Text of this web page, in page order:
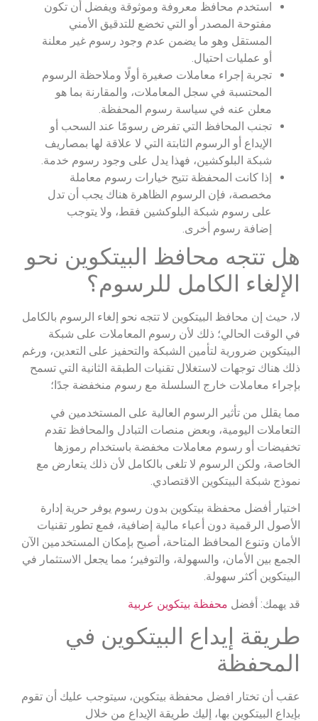
استخدم محافظ معروفة وموثوقة ويفضل أن تكون
مفتوحة المصدر أو التي تخضع للتدقيق الأمني
المستقل وهو ما يضمن عدم وجود رسوم غير معلنة
أو عمليات احتيال.
تجربة إجراء معاملات صغيرة أولًا وملاحظة الرسوم
المحتسبة في سجل المعاملات، والمقارنة بما هو
معلن عنه في سياسة رسوم المحفظة.
تجنب المحافظ التي تفرض رسومًا عند السحب أو
الإيداع أو الرسوم الثابتة التي لا علاقة لها بمصاريف
شبكة البلوكشين، فهذا يدل على وجود رسوم خدمة.
إذا كانت المحفظة تتيح خيارات رسوم معاملة
مخصصة، فإن الرسوم الظاهرة هناك يجب أن تدل
على رسوم شبكة البلوكشين فقط، ولا يتوجب
إضافة رسوم أخرى.
هل تتجه محافظ البيتكوين نحو
الإلغاء الكامل للرسوم؟
لا، حيث إن محافظ البيتكوين لا تتجه نحو إلغاء الرسوم بالكامل
في الوقت الحالي؛ ذلك لأن رسوم المعاملات على شبكة
البيتكوين ضرورية لتأمين الشبكة والتحفيز على التعدين، ورغم
ذلك هناك توجهات لاستغلال تقنيات الطبقة الثانية التي تسمح
بإجراء معاملات خارج السلسلة مع رسوم منخفضة جدًا؛
مما يقلل من تأثير الرسوم العالية على المستخدمين في
التعاملات اليومية، وبعض منصات التبادل والمحافظ تقدم
تخفيضات أو رسوم معاملات مخفضة باستخدام رموزها
الخاصة، ولكن الرسوم لا تلغى بالكامل لأن ذلك يتعارض مع
نموذج شبكة البيتكوين الاقتصادي.
اختيار أفضل محفظة بيتكوين بدون رسوم يوفر حرية إدارة
الأصول الرقمية دون أعباء مالية إضافية، فمع تطور تقنيات
الأمان وتنوع المحافظ المتاحة، أصبح بإمكان المستخدمين الآن
الجمع بين الأمان، والسهولة، والتوفير؛ مما يجعل الاستثمار في
البيتكوين أكثر سهولة.
قد يهمك: أفضل محفظة بيتكوين عربية
طريقة إيداع البيتكوين في
المحفظة
عقب أن تختار افضل محفظة بيتكوين، سيتوجب عليك أن تقوم
بإيداع البيتكوين بها، إليك طريقة الإيداع من خلال